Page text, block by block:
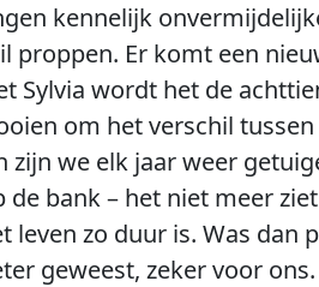
kennelijk
proppen. Er komt een
Sylvia wordt het de
om het verschil
zijn we elk jaar weer
bank – het niet meer
zo duur is. Was dan
geweest, zeker voor